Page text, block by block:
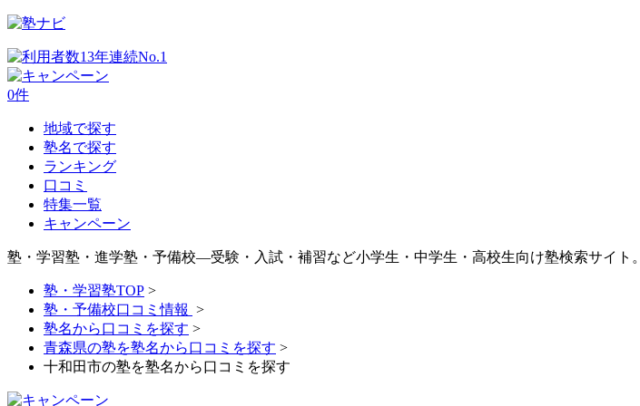
0件
地域で探す
塾名で探す
ランキング
口コミ
特集一覧
キャンペーン
塾・学習塾・進学塾・予備校―受験・入試・補習など小学生・中学生・高校生向け塾検索サイト。
塾・学習塾TOP >
塾・予備校口コミ情報 >
塾名から口コミを探す >
青森県の塾を塾名から口コミを探す >
十和田市の塾を塾名から口コミを探す